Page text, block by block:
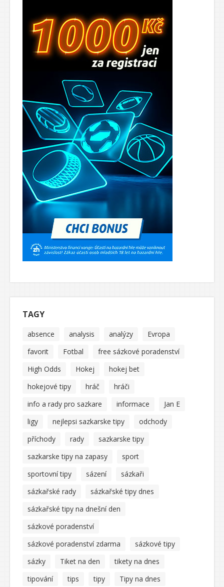
TAGY
absence analysis analýzy
Evropa
favorit
Fotbal
free sázkové poradenství
High Odds
Hokej
hokej bet
hokejové tipy
hráč
hráči
info a rady pro sazkare
informace
Jan E
ligy
nejlepsi sazkarske tipy
odchody
příchody
rady
sazkarske tipy
sazkarske tipy na zapasy
sport
sportovní tipy
sázení
sázkaři
sázkařské rady
sázkařské tipy dnes
sázkařské tipy na dnešní den
sázkové poradenství
sázkové poradenství zdarma
sázkové tipy
sázky
Tiket na den
tikety na dnes
tipování
tips tipy Tipy na dnes